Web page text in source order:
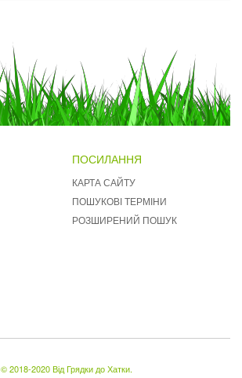
ПОСИЛАННЯ
КАРТА САЙТУ
ПОШУКОВІ ТЕРМІНИ
РОЗШИРЕНИЙ ПОШУК
© 2018-2020 Від Грядки до Хатки.